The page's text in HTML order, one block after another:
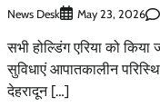
News Desk May 23, 2026
सभी होल्डिंग एरिया को किया
सुविधाएं आपातकालीन
देहरादून […]